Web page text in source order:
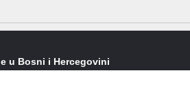
u Bosni i Hercegovini